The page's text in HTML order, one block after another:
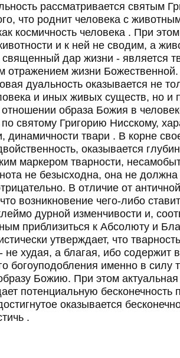
рассматривается святым
что роднит человека с
космичность человека . При
и к ней не сводим, а
священный дар жизни - является
отражением жизни
дуальность оказывается не
и иных живых существ, но и
отношении образа Божия в
святому Григорию Нисскому,
динамичности твари . В корне
оказывается
маркером тварности,
не безысходна, она не
В отличие от
возникновение чего-либо
дурной изменчивости и,
приблизиться к Абсолюту и
утверждает, что
не худая, а благая, ибо содержит
богоуподобления именно в силу
Божию. При этом актуальная
потенциальную бесконечность
оказывается
.